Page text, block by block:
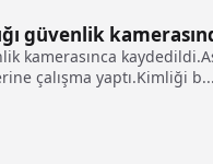
güvenlik
kamerasınca
çalışma yaptı.Kimliği b...